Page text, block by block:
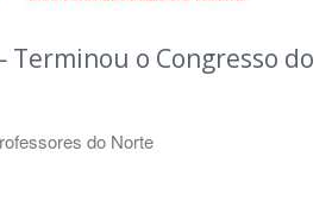
Terminou o Congresso do
do Norte